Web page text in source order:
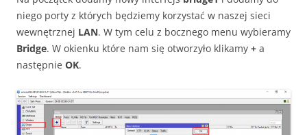
niego porty z których będziemy korzystać w naszej sieci
wewnętrznej LAN. W tym celu z bocznego menu wybieramy
Bridge. W okienku które nam się otworzyło klikamy + a
następnie OK.